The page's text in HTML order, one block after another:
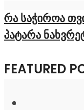
რა საჭიროა
პატარა
FEATURED